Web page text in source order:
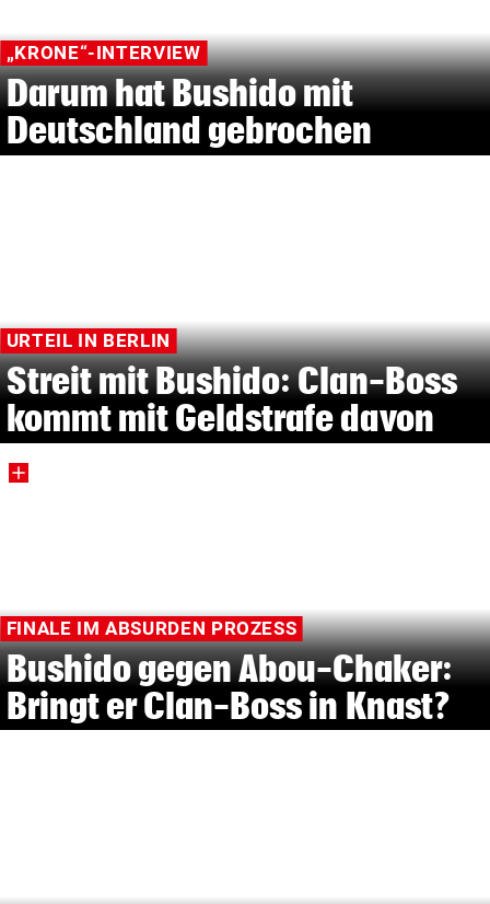
„KRONE“-INTERVIEW
Darum hat Bushido mit
Deutschland gebrochen
URTEIL IN BERLIN
Streit mit Bushido: Clan-Boss
kommt mit Geldstrafe davon
FINALE IM ABSURDEN PROZESS
Bushido gegen Abou-Chaker:
Bringt er Clan-Boss in Knast?